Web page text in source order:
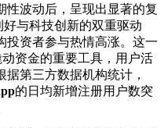
性波动后，呈现出显著的复
与科技创新的双重驱动
投资者参与热情高涨。这一
资金的重要工具，用户活
第三方数据机构统计，
的日均新增注册用户数突